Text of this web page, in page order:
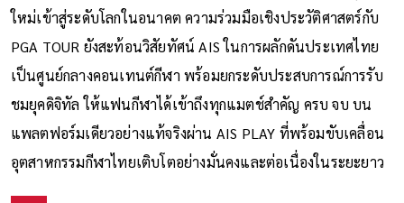
ใหม่เข้าสู่ระดับโลกในอนาคต ความร่วมมือเชิงประวัติศาสตร์กับ
PGA TOUR ยังสะท้อนวิสัยทัศน์ AIS ในการผลักดันประเทศไทย
เป็นศูนย์กลางคอนเทนต์กีฬา พร้อมยกระดับประสบการณ์การรับ
ชมยุคดิจิทัล ให้แฟนกีฬาได้เข้าถึงทุกแมตช์สำคัญ ครบ จบ บน
แพลตฟอร์มเดียวอย่างแท้จริงผ่าน AIS PLAY ที่พร้อมขับเคลื่อน
อุตสาหกรรมกีฬาไทยเติบโตอย่างมั่นคงและต่อเนื่องในระยะยาว